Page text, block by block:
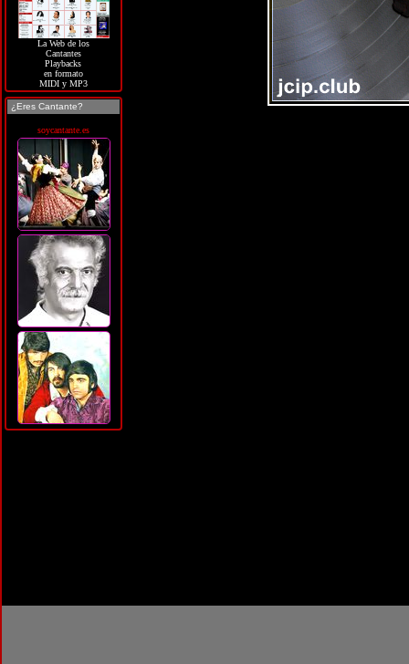
La Web de los
Cantantes
Playbacks
en formato
MIDI y MP3
¿Eres Cantante?
soycantante.es